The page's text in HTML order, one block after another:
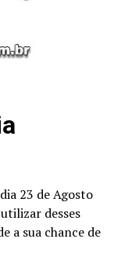
23 de Agosto
desses
a sua chance de